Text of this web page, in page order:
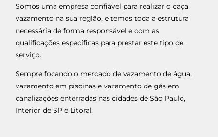
Somos uma empresa confiável para realizar o caça
vazamento na sua região, e temos toda a estrutura
necessária de forma responsável e com as
qualificações específicas para prestar este tipo de
serviço.
Sempre focando o mercado de vazamento de água,
vazamento em piscinas e vazamento de gás em
canalizações enterradas nas cidades de São Paulo,
Interior de SP e Litoral.